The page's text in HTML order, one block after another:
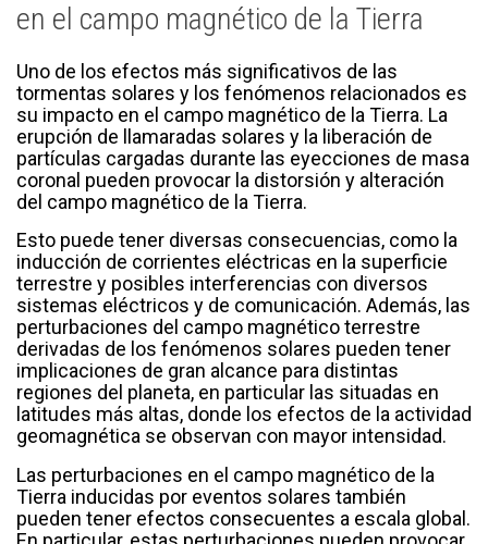
en el campo magnético de la Tierra
Uno de los efectos más significativos de las
tormentas solares y los fenómenos relacionados es
su impacto en el campo magnético de la Tierra. La
erupción de llamaradas solares y la liberación de
partículas cargadas durante las eyecciones de masa
coronal pueden provocar la distorsión y alteración
del campo magnético de la Tierra.
Esto puede tener diversas consecuencias, como la
inducción de corrientes eléctricas en la superficie
terrestre y posibles interferencias con diversos
sistemas eléctricos y de comunicación. Además, las
perturbaciones del campo magnético terrestre
derivadas de los fenómenos solares pueden tener
implicaciones de gran alcance para distintas
regiones del planeta, en particular las situadas en
latitudes más altas, donde los efectos de la actividad
geomagnética se observan con mayor intensidad.
Las perturbaciones en el campo magnético de la
Tierra inducidas por eventos solares también
pueden tener efectos consecuentes a escala global.